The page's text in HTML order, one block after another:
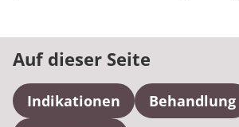
Auf dieser Seite
Indikationen
Behandlung